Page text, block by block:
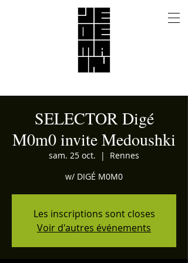
SELECTOR Digé
M0m0 invite Medoushki
sam. 25 oct.
  |
Rennes
w/ DIGÉ M0M0
Les inscriptions sont closes
Voir d'autres événements